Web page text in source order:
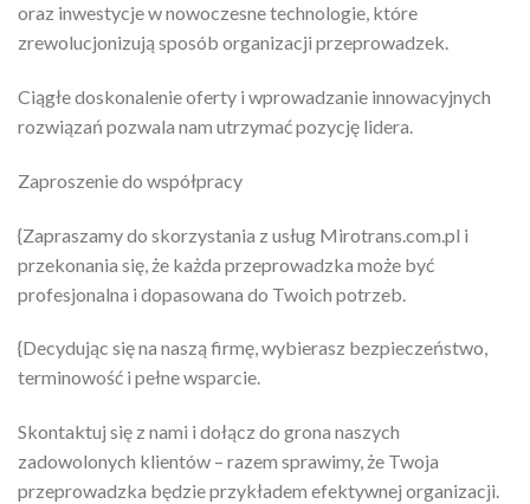
oraz inwestycje w nowoczesne technologie, które
zrewolucjonizują sposób organizacji przeprowadzek.
Ciągłe doskonalenie oferty i wprowadzanie innowacyjnych
rozwiązań pozwala nam utrzymać pozycję lidera.
Zaproszenie do współpracy
{Zapraszamy do skorzystania z usług Mirotrans.com.pl i
przekonania się, że każda przeprowadzka może być
profesjonalna i dopasowana do Twoich potrzeb.
{Decydując się na naszą firmę, wybierasz bezpieczeństwo,
terminowość i pełne wsparcie.
Skontaktuj się z nami i dołącz do grona naszych
zadowolonych klientów – razem sprawimy, że Twoja
przeprowadzka będzie przykładem efektywnej organizacji.